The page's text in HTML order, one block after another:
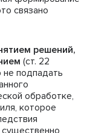
связано
решений,
(ст. 22
подпадать
обработке,
которое